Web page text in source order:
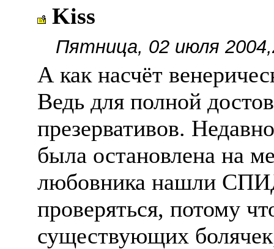
Kiss
Пятница, 02 июля
А как насчëт
Ведь для полной
презервативов.
была остановлена на
любовника нашли
проверяться, потому
существующих